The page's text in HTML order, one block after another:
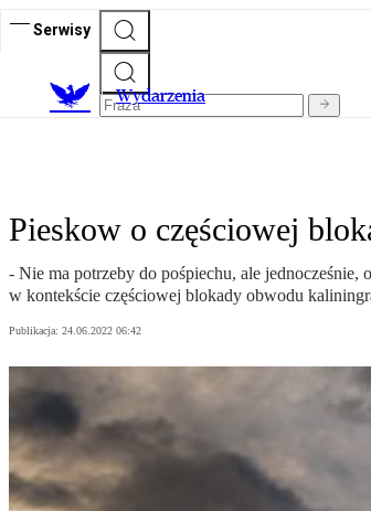
Serwisy
Wydarzenia
Pieskow o częściowej
- Nie ma potrzeby do pośpiechu, ale
w kontekście częściowej blokady obwodu
Publikacja: 24.06.2022 06:42